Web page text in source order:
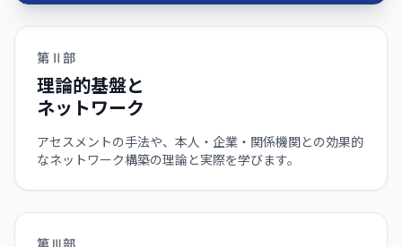
第Ⅱ部
理論的基盤と
ネットワーク
アセスメントの手法や、本人・企業・関係機関との効果的
なネットワーク構築の理論と実際を学びます。
第Ⅲ部